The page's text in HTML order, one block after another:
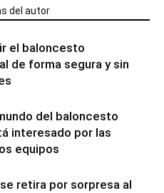
del autor
el baloncesto
de forma segura y sin
del baloncesto
interesado por las
equipos
retira por sorpresa al